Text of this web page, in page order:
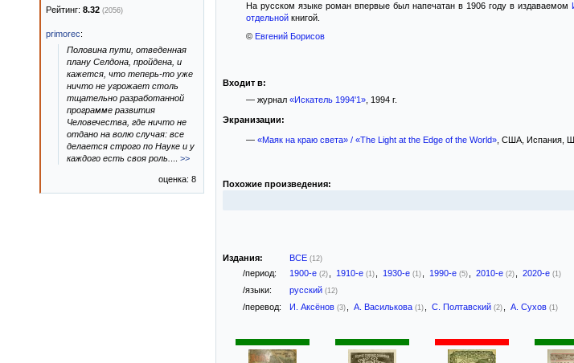
На русском языке роман впервые был напечатан в 1906 году в издаваемом
отдельнойкнигой.
© Евгений Борисов
Входит в:
— журнал «Искатель 1994'1», 1994 г.
Экранизации:
— «Маяк на краю света» / «The Light at the Edge of the World», США, Испания,
Похожие произведения:
Издания: ВСЕ (12)
/период: 1900-е (2) 1910-е (1) 1930-е (1) 1990-е (5) 2010-е (2) 2020-е (1)
/языки: русский (12)
/перевод: И. Аксёнов (3) А. Василькова (1) С. Полтавский (2) А. Сухов (1)
Рейтинг: 8.32 (2056)
primorec:
Половина пути, отведенная
плану Селдона, пройдена, и
кажется, что теперь-то уже
ничто не угрожает столь
тщательно разработанной
программе развития
Человечества, где ничто не
отдано на волю случая: все
делается строго по Науке и у
каждого есть своя роль.
>>
оценка: 8